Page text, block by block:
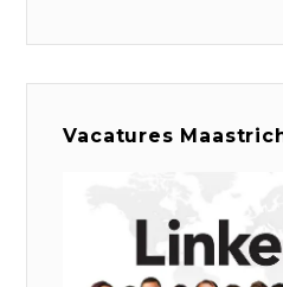
Vacatures